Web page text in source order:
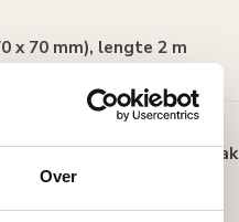
Over
x 70 mm), lengte 2 m
en Verstekbak